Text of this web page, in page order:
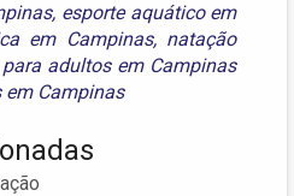
, esporte aquático em
em Campinas, natação
adultos em Campinas
Campinas